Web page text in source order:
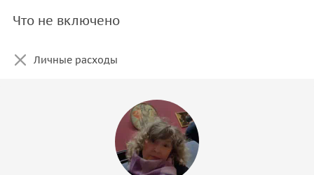
Что не включено
Личные расходы